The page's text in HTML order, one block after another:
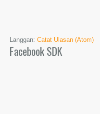
Langgan: Catat Ulasan (Atom)
Facebook SDK